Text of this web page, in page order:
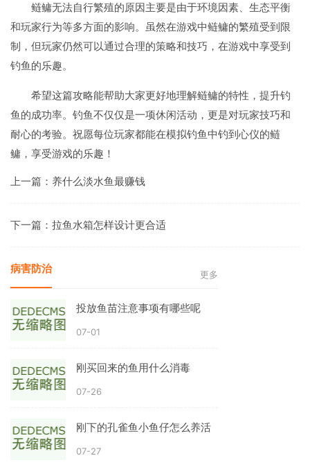
鲢鳙无法自行繁殖的原因主要是由于环境因素、生态平衡
和玩家行为等多方面的影响。虽然在游戏中鲢鳙的繁殖受到限
制，但玩家仍然可以通过合理的策略和技巧，在游戏中享受到
钓鱼的乐趣。
希望这篇攻略能帮助大家更好地理解鲢鳙的特性，提升钓
鱼的成功率。钓鱼不仅仅是一项休闲活动，更是对玩家技巧和
耐心的考验。祝愿每位玩家都能在模拟钓鱼中钓到心仪的鲢
鳙，享受游戏的乐趣！
上一篇： 养什么淡水鱼最赚钱
下一篇： 拉鱼水箱怎样设计更合适
病害防治 更多
投放鱼苗注意事项有哪些呢
07-01
刚买回来的鱼用什么消毒
07-26
刚下的孔雀鱼小鱼仔怎么养活
07-27